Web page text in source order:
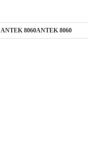
ANTEK 8060ANTEK 8060